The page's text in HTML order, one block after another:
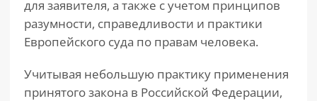
для заявителя, а также с учетом принципов
разумности, справедливости и практики
Европейского суда по правам человека.
Учитывая небольшую практику применения
принятого закона в Российской Федерации,